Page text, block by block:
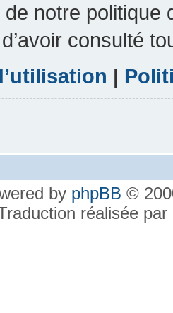
de notre
consulté
|
by phpBB ©
réalisée par